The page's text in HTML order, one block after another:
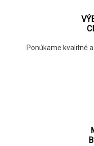
Ponúkame kvalitné